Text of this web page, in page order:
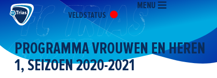
naar
inhoud
VELDSTATUS
MENU
PROGRAMMA VROUWEN EN HEREN
1, SEIZOEN 2020-2021